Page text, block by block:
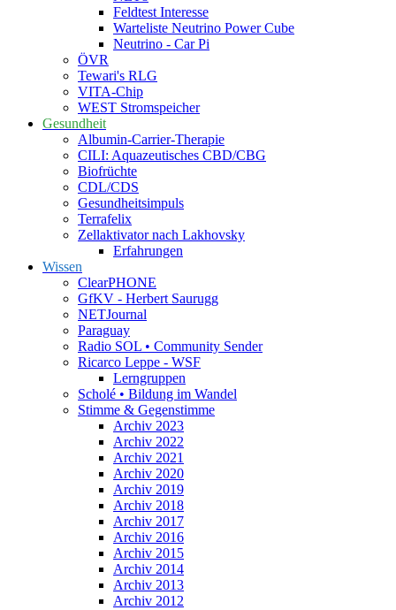
Feldtest Interesse
Warteliste Neutrino Power Cube
Neutrino - Car Pi
ÖVR
Tewari's RLG
VITA-Chip
WEST Stromspeicher
Gesundheit
Albumin-Carrier-Therapie
CILI: Aquazeutisches CBD/CBG
Biofrüchte
CDL/CDS
Gesundheitsimpuls
Terrafelix
Zellaktivator nach Lakhovsky
Erfahrungen
Wissen
ClearPHONE
GfKV - Herbert Saurugg
NETJournal
Paraguay
Radio SOL • Community Sender
Ricarco Leppe - WSF
Lerngruppen
Scholé • Bildung im Wandel
Stimme & Gegenstimme
Archiv 2023
Archiv 2022
Archiv 2021
Archiv 2020
Archiv 2019
Archiv 2018
Archiv 2017
Archiv 2016
Archiv 2015
Archiv 2014
Archiv 2013
Archiv 2012